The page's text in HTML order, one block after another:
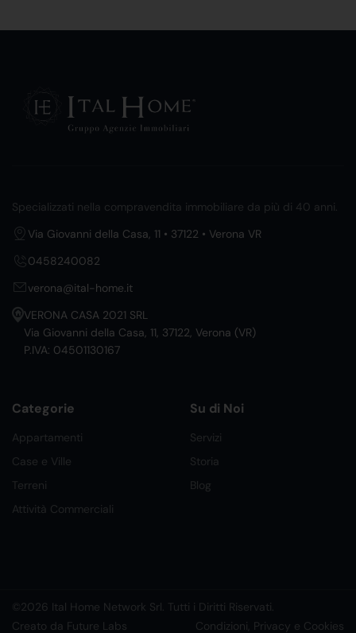
Specializzati nella compravendita immobiliare da più di 40 anni.
Via Giovanni della Casa, 11 • 37122 • Verona VR
0458240082
verona@ital-home.it
VERONA CASA 2021 SRL
Via Giovanni della Casa, 11, 37122, Verona (VR)
P.IVA: 04501130167
Categorie
Appartamenti
Case e Ville
Terreni
Attività Commerciali
Su di Noi
Servizi
Storia
Blog
©2026 Ital Home Network Srl. Tutti i Diritti Riservati.
Creato da Future Labs
Condizioni, Privacy e Cookies